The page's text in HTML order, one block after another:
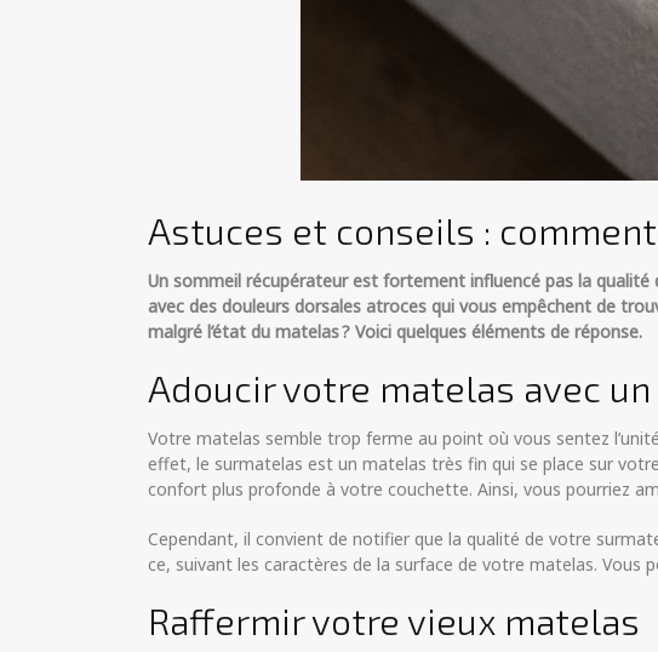
Astuces et conseils :
Un sommeil récupérateur est fortement influencé pas la
avec des douleurs dorsales atroces qui vous empêchent de
malgré l’état du matelas ? Voici quelques éléments de réponse.
Adoucir votre matelas avec
Votre matelas semble trop ferme au point où vous sentez
effet, le surmatelas est un matelas très fin qui se place sur
confort plus profonde à votre couchette. Ainsi, vous pourriez
Cependant, il convient de notifier que la qualité de votre
ce, suivant les caractères de la surface de votre matelas. Vous
Raffermir votre vieux matelas